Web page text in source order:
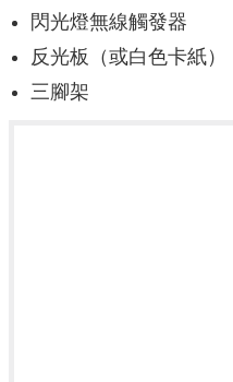
閃光燈無線觸發器
反光板（或白色卡紙）
三腳架